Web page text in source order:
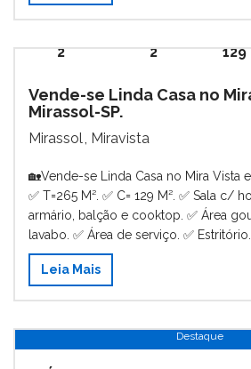
Banheiros
2
Garagens
2 129
Vende-se Linda Casa no
Mirassol-SP.
Mirassol, Miravista
🏡Vende-se Linda Casa no Mira Vista
✅ T=265 M². ✅ C= 129 M². ✅ Sala c/
armário, balção e cooktop. ✅ Área
lavabo. ✅ Área de serviço. ✅ Estritório.…
Leia Mais
Destaque